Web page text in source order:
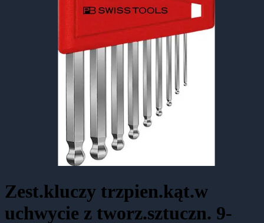
Zest.kluczy trzpien.kąt.w
uchwycie z tworz.sztuczn. 9-